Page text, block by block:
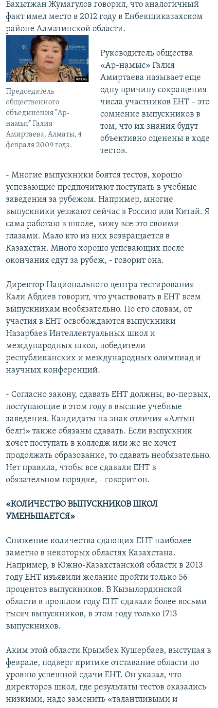
Бахытжан Жумагулов говорил, что аналогичный
факт имел место в 2012 году в Енбекшиказахском
районе Алматинской области.
Председатель
общественного
объединения "Ар-
намыс" Галия
Амиртаева. Алматы, 4
февраля 2009 года.
Руководитель общества
«Ар-намыс» Галия
Амиртаева называет еще
одну причину сокращения
числа участников ЕНТ – это
сомнение выпускников в
том, что их знания будут
объективно оценены в ходе
тестов.
- Многие выпускники боятся тестов, хорошо
успевающие предпочитают поступать в учебные
заведения за рубежом. Например, многие
выпускники уезжают сейчас в Россию или Китай. Я
сама работаю в школе, вижу все это своими
глазами. Мало кто из них возвращается в
Казахстан. Много хорошо успевающих после
окончания едут за рубеж, - говорит она.
Директор Национального центра тестирования
Кали Абдиев говорит, что участвовать в ЕНТ всем
выпускникам необязательно. По его словам, от
участия в ЕНТ освобождаются выпускники
Назарбаев Интеллектуальных школ и
международных школ, победители
республиканских и международных олимпиад и
научных конференций.
- Согласно закону, сдавать ЕНТ должны, во-первых,
поступающие в этом году в высшие учебные
заведения. Кандидаты на знак отличия «Алтын
белгі» также обязаны сдавать. Если выпускник
хочет поступать в колледж или же не хочет
продолжать образование, то сдавать необязательно.
Нет правила, чтобы все сдавали ЕНТ в
обязательном порядке, - говорит он.
«КОЛИЧЕСТВО ВЫПУСКНИКОВ ШКОЛ
УМЕНЬШАЕТСЯ»
Снижение количества сдающих ЕНТ наиболее
заметно в некоторых областях Казахстана.
Например, в Южно-Казахстанской области в 2013
году ЕНТ изъявили желание пройти только 56
процентов выпускников. В Кызылординской
области в прошлом году ЕНТ сдавали более восьми
тысяч выпускников, в этом году только 1713
выпускников.
Аким этой области Крымбек Кушербаев, выступая в
феврале, подверг критике отставание области по
уровню успешной сдачи ЕНТ. Он указал, что
директоров школ, где результаты тестов оказались
низкими, надо заменить «талантливыми и